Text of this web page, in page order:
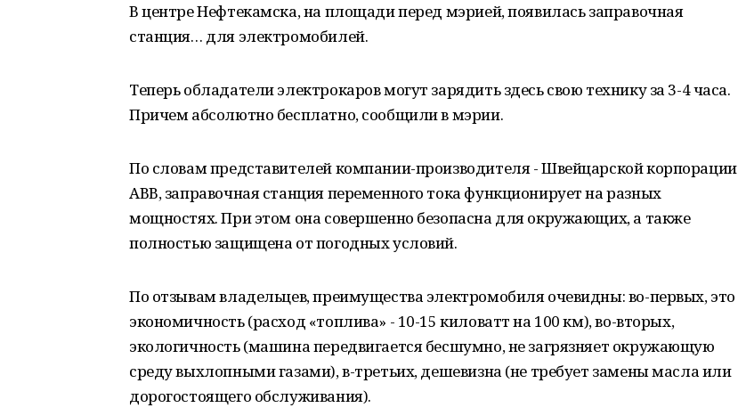
В центре Нефтекамска, на площади перед мэрией, появилась заправочная
станция… для электромобилей.
Теперь обладатели электрокаров могут зарядить здесь свою технику за 3-4 часа.
Причем абсолютно бесплатно, сообщили в мэрии.
По словам представителей компании-производителя - Швейцарской корпорации
АВВ, заправочная станция переменного тока функционирует на разных
мощностях. При этом она совершенно безопасна для окружающих, а также
полностью защищена от погодных условий.
По отзывам владельцев, преимущества электромобиля очевидны: во-первых, это
экономичность (расход «топлива» - 10-15 киловатт на 100 км), во-вторых,
экологичность (машина передвигается бесшумно, не загрязняет окружающую
среду выхлопными газами), в-третьих, дешевизна (не требует замены масла или
дорогостоящего обслуживания).